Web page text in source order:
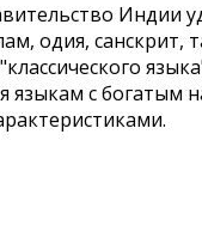
Индии
одия, санскрит,
языкам с богатым